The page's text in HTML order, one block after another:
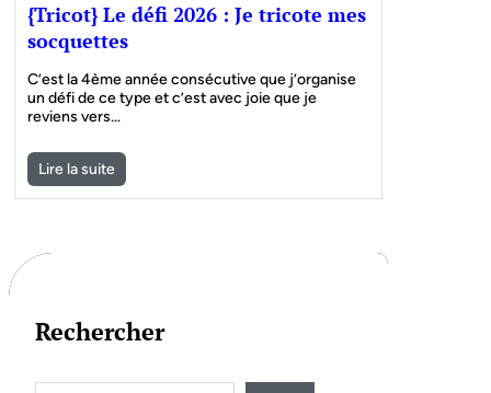
{Tricot} Le défi 2026 : Je tricote mes
socquettes
C’est la 4ème année consécutive que j’organise
un défi de ce type et c’est avec joie que je
reviens vers…
Lire la suite
Rechercher